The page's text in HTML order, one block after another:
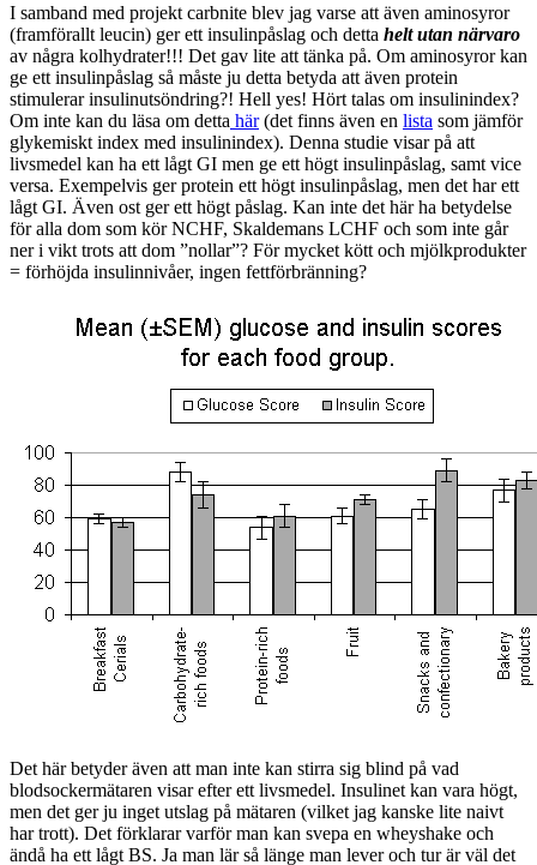
I samband med projekt carbnite blev jag varse att även aminosyror
(framförallt leucin) ger ett insulinpåslag och detta helt utan närvaro
av några kolhydrater!!! Det gav lite att tänka på. Om aminosyror kan
ge ett insulinpåslag så måste ju detta betyda att även protein
stimulerar insulinutsöndring?! Hell yes! Hört talas om insulinindex?
Om inte kan du läsa om detta här(det finns även en lista som jämför
glykemiskt index med insulinindex). Denna studie visar på att
livsmedel kan ha ett lågt GI men ge ett högt insulinpåslag, samt vice
versa. Exempelvis ger protein ett högt insulinpåslag, men det har ett
lågt GI. Även ost ger ett högt påslag. Kan inte det här ha betydelse
för alla dom som kör NCHF, Skaldemans LCHF och som inte går
ner i vikt trots att dom ”nollar”? För mycket kött och mjölkprodukter
= förhöjda insulinnivåer, ingen fettförbränning?
Det här betyder även att man inte kan stirra sig blind på vad
blodsockermätaren visar efter ett livsmedel. Insulinet kan vara högt,
men det ger ju inget utslag på mätaren (vilket jag kanske lite naivt
har trott). Det förklarar varför man kan svepa en wheyshake och
ändå ha ett lågt BS. Ja man lär så länge man lever och tur är väl det